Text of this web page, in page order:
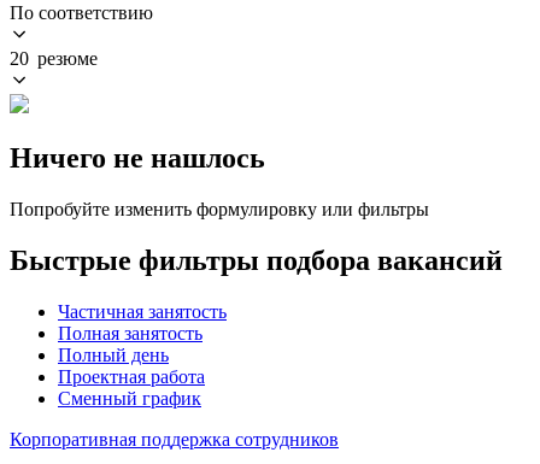
По соответствию
20 резюме
Ничего не нашлось
Попробуйте изменить формулировку или фильтры
Быстрые фильтры подбора вакансий
Частичная занятость
Полная занятость
Полный день
Проектная работа
Сменный график
Корпоративная поддержка сотрудников